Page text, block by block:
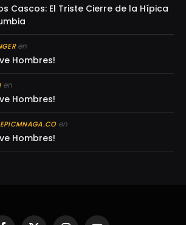
Cascos: El Triste Cierre de la Hípica
en
Hombres!
en
Hombres!
en
Hombres!